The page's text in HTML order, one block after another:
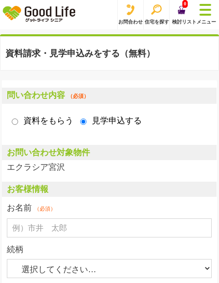
お問合わせ 住宅を探す
0
検討リスト メニュー
資料請求・見学申込みをする（無料）
問い合わせ内容 （必須）
資料をもらう 見学申込する
お問い合わせ対象物件
エクラシア宮沢
お客様情報
お名前
（必須）
続柄